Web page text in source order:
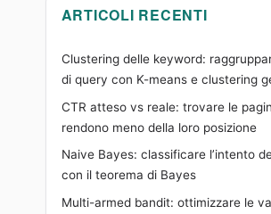
studio
ARTICOLI RECENTI
Clustering delle keyword:
di query con K-means e clustering
CTR atteso vs reale: trovare le
rendono meno della loro posizione
Naive Bayes: classificare l’intento
con il teorema di Bayes
Multi-armed bandit: ottimizzare le